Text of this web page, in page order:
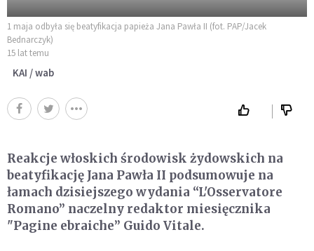
1 maja odbyła się beatyfikacja papieża Jana Pawła II (fot. PAP/Jacek
Bednarczyk)
15 lat temu
KAI / wab
Reakcje włoskich środowisk żydowskich na
beatyfikację Jana Pawła II podsumowuje na
łamach dzisiejszego wydania “L'Osservatore
Romano” naczelny redaktor miesięcznika
"Pagine ebraiche” Guido Vitale.